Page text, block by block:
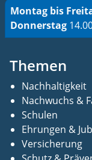
Montag bis
Donnerstag
Themen
Nachhaltigkeit
Nachwuchs &
Schulen
Ehrungen &
Versicherung